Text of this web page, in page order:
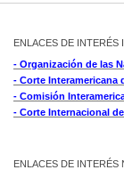
ENLACES DE INTERÉS
- Organización de las
- Corte Interamericana
- Comisión
- Corte Internacional
ENLACES DE INTERÉS